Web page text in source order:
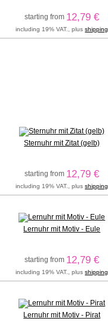
starting from 12,79 €
including 19% VAT., plusshipping
Sternuhr mit Zitat (gelb)
starting from 12,79 €
including 19% VAT., plusshipping
Lernuhr mit Motiv - Eule
starting from 12,79 €
including 19% VAT., plusshipping
Lernuhr mit Motiv - Pirat